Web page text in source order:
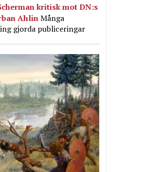
kritisk mot DN:s
AhlinMånga
gjorda publiceringar